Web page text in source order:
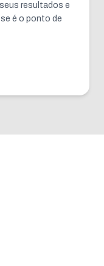
resultados e
é o ponto de
para seus